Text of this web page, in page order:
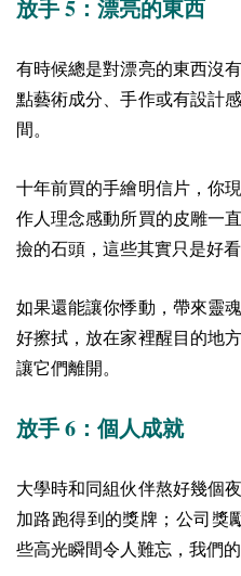
放手 5 ：漂亮的東西
有時候總是對漂亮的東西沒
點藝術成分、手作或有設計
間。
十年前買的手繪明信片，你
作人理念感動所買的皮雕一
撿的石頭，這些其實只是好
如果還能讓你悸動，帶來靈
好擦拭，放在家裡醒目的地
讓它們離開。
放手 6 ：個人成就
大學時和同組伙伴熬好幾個
加路跑得到的獎牌；公司獎勵
些高光瞬間令人難忘，我們